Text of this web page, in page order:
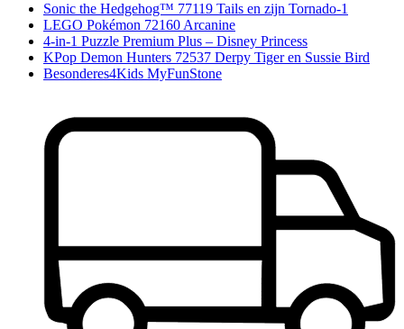
Sonic the Hedgehog™ 77119 Tails en zijn Tornado-1
LEGO Pokémon 72160 Arcanine
4-in-1 Puzzle Premium Plus – Disney Princess
KPop Demon Hunters 72537 Derpy Tiger en Sussie Bird
Besonderes4Kids MyFunStone